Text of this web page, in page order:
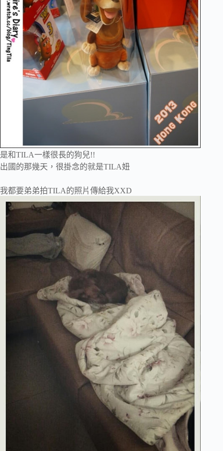
是和TILA一樣很長的狗兒!!
出國的那幾天，很掛念的就是TILA妞
我都要弟弟拍TILA的照片傳給我XXD